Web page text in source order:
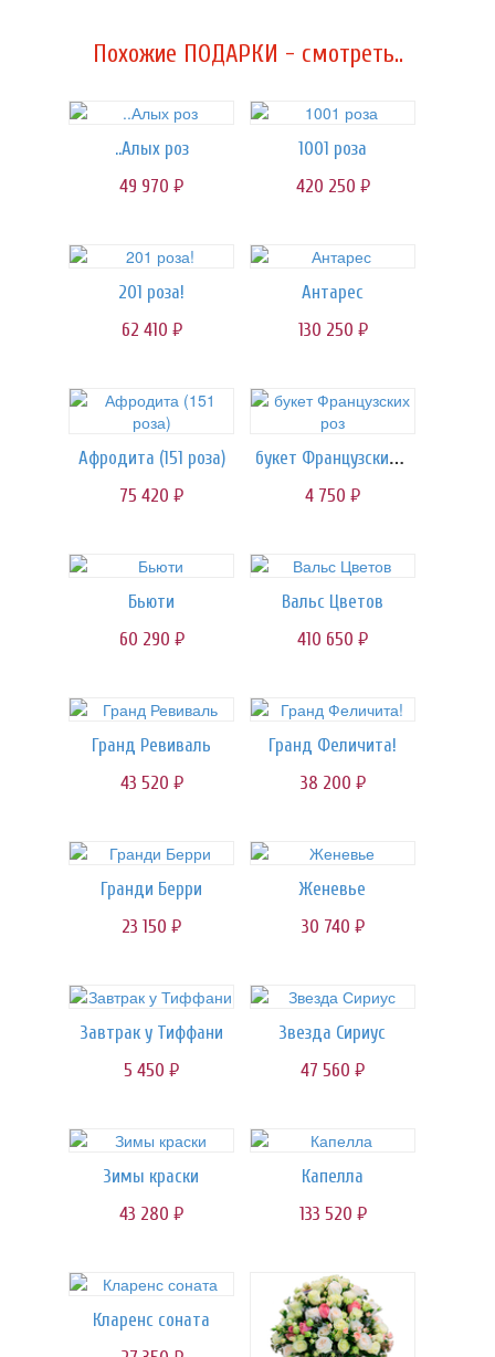
Похожие ПОДАРКИ - смотреть..
..Алых роз
49 970 руб.
1001 роза
420 250 руб.
201 роза!
62 410 руб.
Антарес
130 250 руб.
Афродита (151 роза)
75 420 руб.
букет Французских роз
4 750 руб.
Бьюти
60 290 руб.
Вальс Цветов
410 650 руб.
Гранд Ревиваль
43 520 руб.
Гранд Феличита!
38 200 руб.
Гранди Берри
23 150 руб.
Женевье
30 740 руб.
Завтрак у Тиффани
5 450 руб.
Звезда Сириус
47 560 руб.
Зимы краски
43 280 руб.
Капелла
133 520 руб.
Кларенс соната